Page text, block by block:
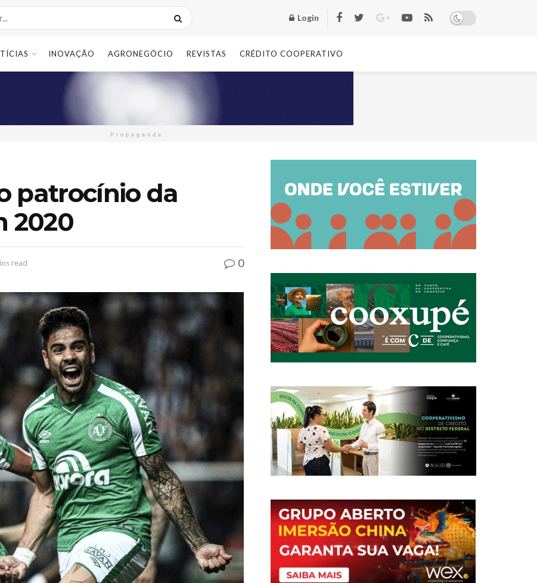
Login
INOVAÇÃO AGRONEGÓCIO REVISTAS CRÉDITO COOPERATIVO
Propaganda
patrocínio da
2020
read 0